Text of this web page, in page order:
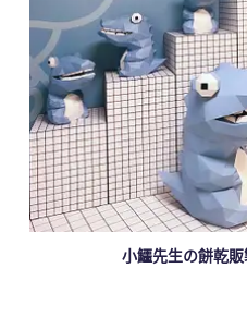
小鱷先生の餅乾